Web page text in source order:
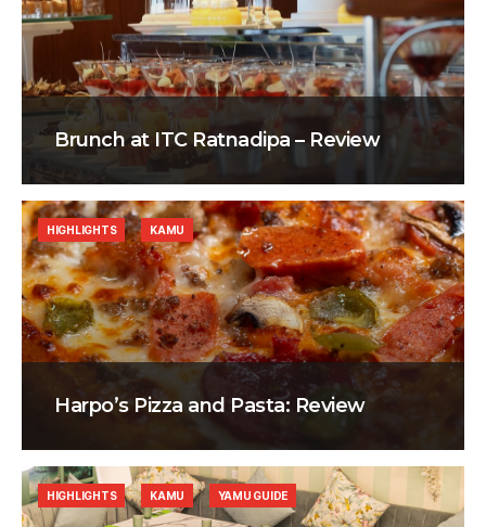
Brunch at ITC Ratnadipa – Review
Harpo’s Pizza and Pasta: Review
HIGHLIGHTS KAMU
HIGHLIGHTS KAMU YAMU GUIDE